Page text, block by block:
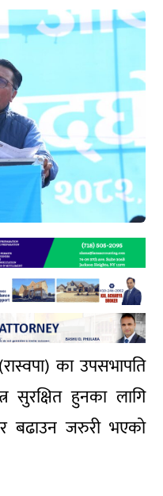
(रास्वपा) का उपसभापति
सुरक्षित हुनका लागि
बढाउन जरुरी भएको